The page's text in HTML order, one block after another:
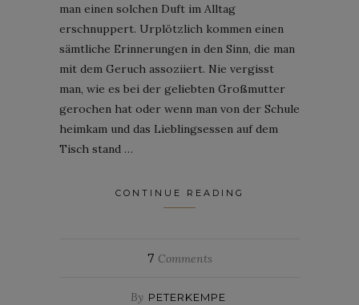
man einen solchen Duft im Alltag
erschnuppert. Urplötzlich kommen einen
sämtliche Erinnerungen in den Sinn, die man
mit dem Geruch assoziiert. Nie vergisst
man, wie es bei der geliebten Großmutter
gerochen hat oder wenn man von der Schule
heimkam und das Lieblingsessen auf dem
Tisch stand …
CONTINUE READING
7 Comments
By PETERKEMPE